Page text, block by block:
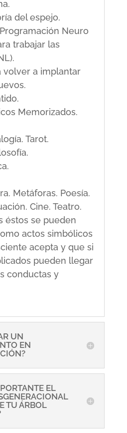
del espejo.
Neuro
trabajar las
volver a implantar
Memorizados.
Tarot.
Metáforas. Poesía.
Cine. Teatro.
éstos se pueden
actos simbólicos
acepta y que si
pueden llegar
conductas y
UN
EN
EL
TU ÁRBOL